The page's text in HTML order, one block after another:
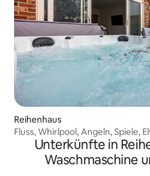
Reihenhaus
Fluss, Whirlpool, Angeln, Spiele,
Unterkünfte in
Waschmaschine